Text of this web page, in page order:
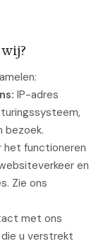
IP-adres
bezoek.
het functioneren
en
Zie ons
met ons
u verstrekt